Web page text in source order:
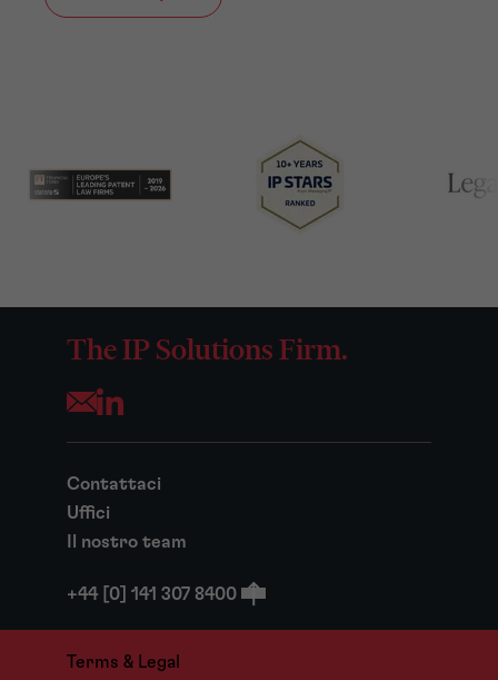
The IP Solutions Firm.
Opens your mail application
Contattaci
Uffici
Il nostro team
+44 [0] 141 307 8400
Terms & Legal